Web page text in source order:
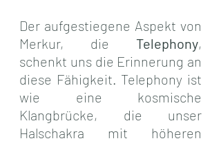
Der aufgestiegene Aspekt von
Merkur, die Telephony,
schenkt uns die Erinnerung an
diese Fähigkeit. Telephony ist
wie eine kosmische
Klangbrücke, die unser
Halschakra mit höheren